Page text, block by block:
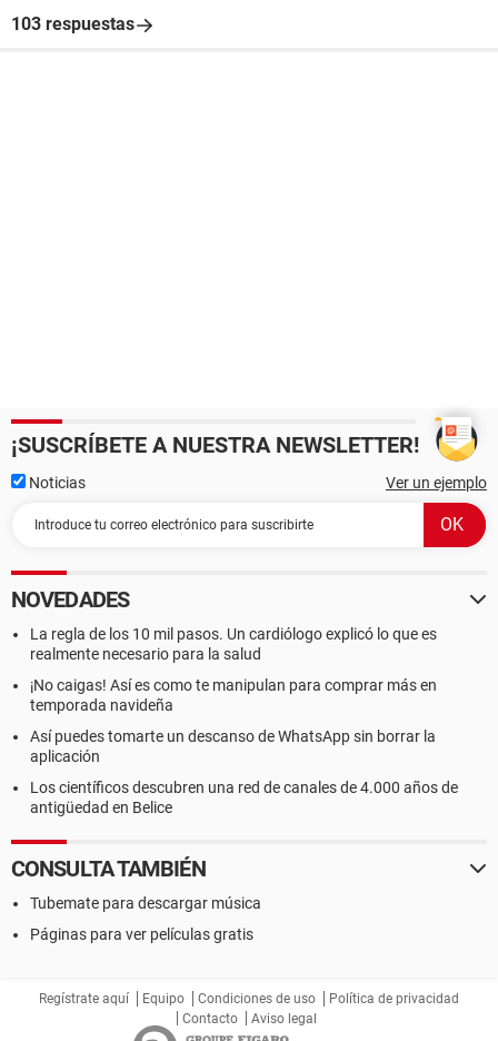
103 respuestas
¡SUSCRÍBETE A NUESTRA NEWSLETTER!
Noticias Ver un ejemplo
NOVEDADES
La regla de los 10 mil pasos. Un cardiólogo explicó lo que es
realmente necesario para la salud
¡No caigas! Así es como te manipulan para comprar más en
temporada navideña
Así puedes tomarte un descanso de WhatsApp sin borrar la
aplicación
Los científicos descubren una red de canales de 4.000 años de
antigüedad en Belice
CONSULTA TAMBIÉN
Tubemate para descargar música
Páginas para ver películas gratis
Regístrate aquí Equipo Condiciones de uso
Política de privacidad
Contacto
Aviso legal